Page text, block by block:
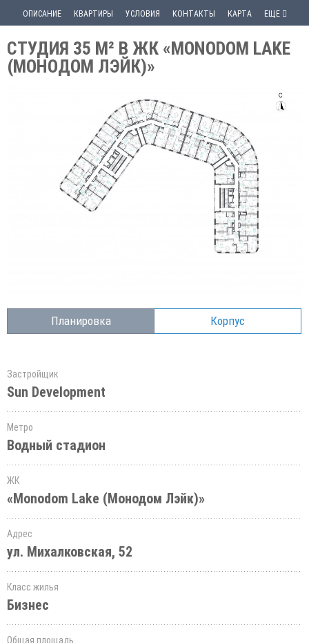
ОПИСАНИЕ КВАРТИРЫ УСЛОВИЯ КОНТАКТЫ КАРТА ЕЩЕ
СТУДИЯ 35 М² В ЖК «MONODOM LAKE
(МОНОДОМ ЛЭЙК)»
Планировка Корпус
Застройщик
Sun Development
Метро
Водный стадион
ЖК
«Monodom Lake (Монодом Лэйк)»
Адрес
ул. Михалковская, 52
Класс жилья
Бизнес
Общая площадь